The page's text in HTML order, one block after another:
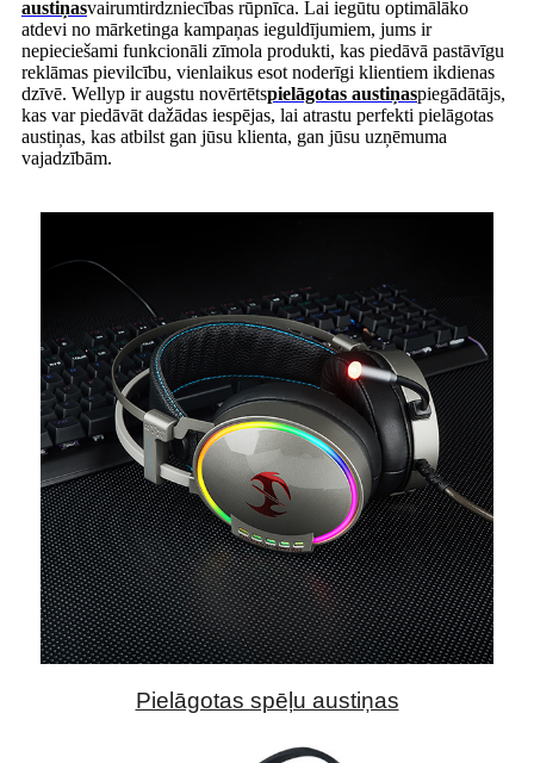
austiņasvairumtirdzniecības rūpnīca. Lai iegūtu optimālāko
atdevi no mārketinga kampaņas ieguldījumiem, jums ir
nepieciešami funkcionāli zīmola produkti, kas piedāvā pastāvīgu
reklāmas pievilcību, vienlaikus esot noderīgi klientiem ikdienas
dzīvē. Wellyp ir augstu novērtētspielāgotas austiņaspiegādātājs,
kas var piedāvāt dažādas iespējas, lai atrastu perfekti pielāgotas
austiņas, kas atbilst gan jūsu klienta, gan jūsu uzņēmuma
vajadzībām.
Pielāgotas spēļu austiņas